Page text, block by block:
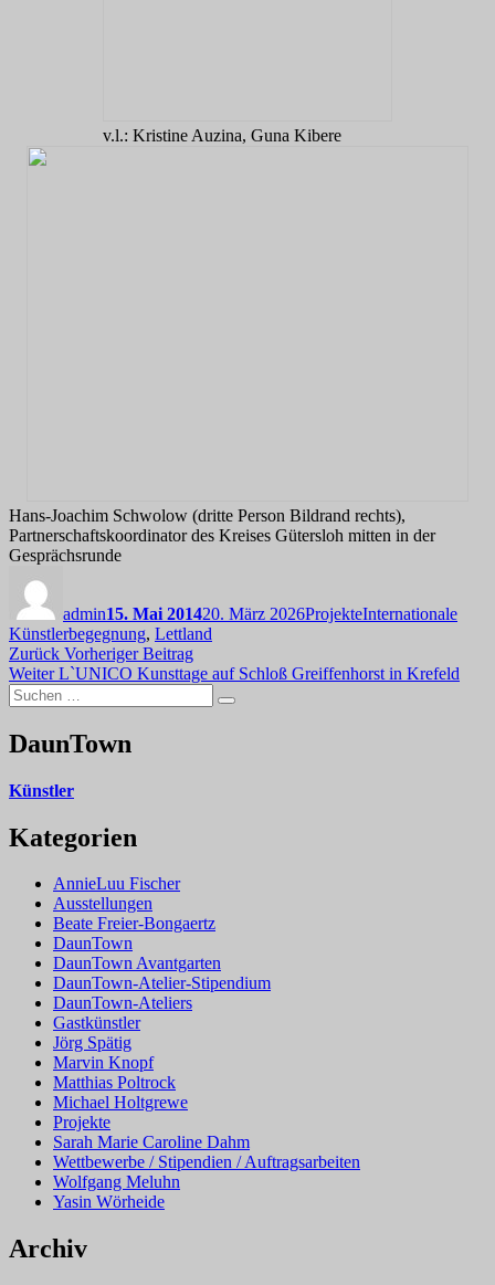
v.l.: Kristine Auzina, Guna Kibere
Hans-Joachim Schwolow (dritte Person Bildrand rechts),
Partnerschaftskoordinator des Kreises Gütersloh mitten in der
Gesprächsrunde
admin15. Mai 201420. März 2026ProjekteInternationale
Künstlerbegegnung, Lettland
Beitragsnavigation
Zurück Vorheriger
Beitrag:
Vorheriger Beitrag
Weiter Nächster
Beitrag:
L`UNICO Kunsttage auf Schloß Greiffenhorst in Krefeld
Suchen
nach:
Suchen
DaunTown
Künstler
Kategorien
AnnieLuu Fischer
Ausstellungen
Beate Freier-Bongaertz
DaunTown
DaunTown Avantgarten
DaunTown-Atelier-Stipendium
DaunTown-Ateliers
Gastkünstler
Jörg Spätig
Marvin Knopf
Matthias Poltrock
Michael Holtgrewe
Projekte
Sarah Marie Caroline Dahm
Wettbewerbe / Stipendien / Auftragsarbeiten
Wolfgang Meluhn
Yasin Wörheide
Archiv